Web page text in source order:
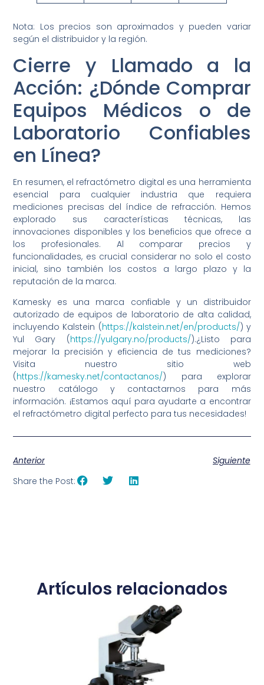
Nota: Los precios son aproximados y pueden variar
según el distribuidor y la región.
Cierre y Llamado a la
Acción: ¿Dónde Comprar
Equipos Médicos o de
Laboratorio Confiables
en Línea?
En resumen, el refractómetro digital es una herramienta
esencial para cualquier industria que requiera
mediciones precisas del índice de refracción. Hemos
explorado sus características técnicas, las
innovaciones disponibles y los beneficios que ofrece a
los profesionales. Al comparar precios y
funcionalidades, es crucial considerar no solo el costo
inicial, sino también los costos a largo plazo y la
reputación de la marca.
Kamesky es una marca confiable y un distribuidor
autorizado de equipos de laboratorio de alta calidad,
incluyendo Kalstein (https://kalstein.net/en/products/) y
Yul Gary (https://yulgary.no/products/).¿Listo para
mejorar la precisión y eficiencia de tus mediciones?
Visita nuestro sitio web
(https://kamesky.net/contactanos/) para explorar
nuestro catálogo y contactarnos para más
información. ¡Estamos aquí para ayudarte a encontrar
el refractómetro digital perfecto para tus necesidades!
Anterior
Siguiente
Share the Post:
Artículos relacionados